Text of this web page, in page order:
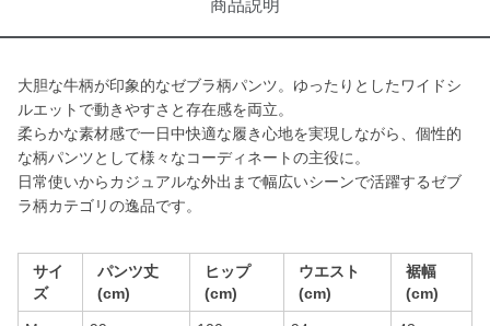
商品説明
大胆な牛柄が印象的なゼブラ柄パンツ。ゆったりとしたワイドシ
ルエットで動きやすさと存在感を両立。
柔らかな素材感で一日中快適な履き心地を実現しながら、個性的
な柄パンツとして様々なコーディネートの主役に。
日常使いからカジュアルな外出まで幅広いシーンで活躍するゼブ
ラ柄カテゴリの逸品です。
サイ
ズ
パンツ丈
(cm)
ヒップ
(cm)
ウエスト
(cm)
裾幅
(cm)